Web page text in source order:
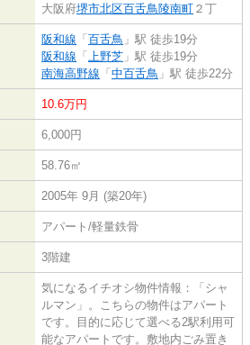
大阪府堺市北区百舌鳥陵南町 ２丁
阪和線 「 百舌鳥 」駅 徒歩19分
阪和線 「 上野芝 」駅 徒歩19分
南海高野線 「 中百舌鳥 」駅 徒歩22分
10.6万円
6,000円
58.76㎡
2005年 9月 (築20年)
アパート/軽量鉄骨
3階建
気になるイチオシ物件情報：「シャ
ルマン」。こちらの物件はアパート
です。目的に応じて選べる2駅利用可
能なアパートです。敷地内ごみ置き